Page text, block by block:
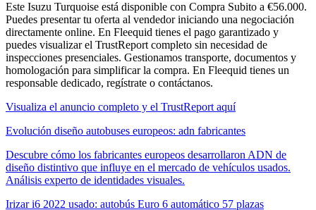
Este Isuzu Turquoise está disponible con Compra Subito a €56.000.
Puedes presentar tu oferta al vendedor iniciando una negociación
directamente online. En Fleequid tienes el pago garantizado y
puedes visualizar el TrustReport completo sin necesidad de
inspecciones presenciales. Gestionamos transporte, documentos y
homologación para simplificar la compra. En Fleequid tienes un
responsable dedicado, regístrate o contáctanos.
Visualiza el anuncio completo y el TrustReport aquí
Evolución diseño autobuses europeos: adn fabricantes
Descubre cómo los fabricantes europeos desarrollaron ADN de
diseño distintivo que influye en el mercado de vehículos usados.
Análisis experto de identidades visuales.
Irizar i6 2022 usado: autobús Euro 6 automático 57 plazas